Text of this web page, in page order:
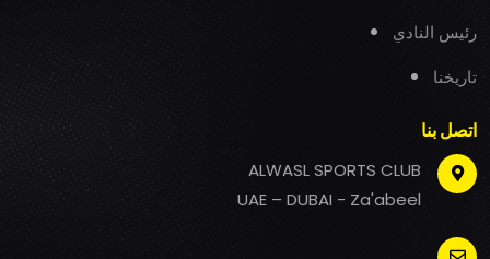
رئيس النادي
تاريخنا
اتصل بنا
ALWASL SPORTS CLUB
UAE – DUBAI - Za'abeel